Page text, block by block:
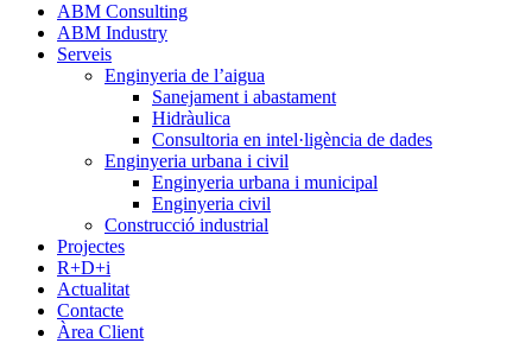
ABM Consulting
ABM Industry
Serveis
Enginyeria de l’aigua
Sanejament i abastament
Hidràulica
Consultoria en intel·ligència de dades
Enginyeria urbana i civil
Enginyeria urbana i municipal
Enginyeria civil
Construcció industrial
Projectes
R+D+i
Actualitat
Contacte
Àrea Client